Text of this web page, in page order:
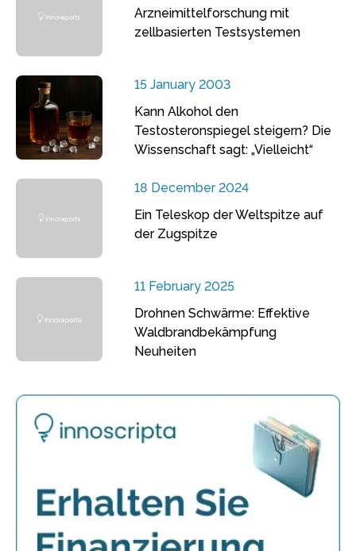
Arzneimittelforschung mit
zellbasierten Testsystemen
15 January 2003
Kann Alkohol den
Testosteronspiegel steigern? Die
Wissenschaft sagt: „Vielleicht“
18 December 2024
Ein Teleskop der Weltspitze auf
der Zugspitze
11 February 2025
Drohnen Schwärme: Effektive
Waldbrandbekämpfung
Neuheiten